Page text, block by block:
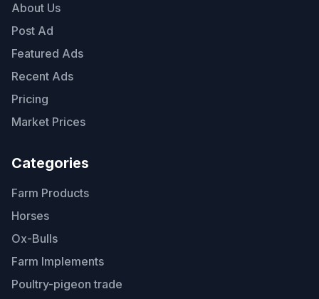
About Us
Post Ad
Featured Ads
Recent Ads
Pricing
Market Prices
Categories
Farm Products
Horses
Ox-Bulls
Farm Implements
Poultry-pigeon trade